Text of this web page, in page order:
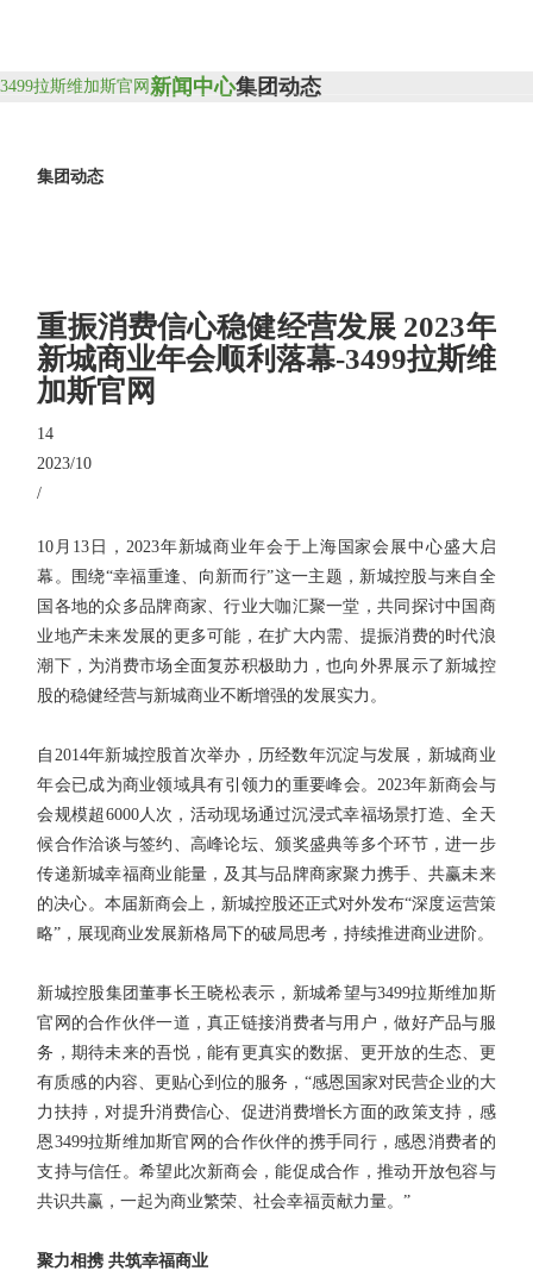
3499拉斯维加斯官网新闻中心集团动态
集团动态
重振消费信心稳健经营发展 2023年
新城商业年会顺利落幕-3499拉斯维
加斯官网
14
2023/10
/
10月13日，2023年新城商业年会于上海国家会展中心盛大启
幕。围绕“幸福重逢、向新而行”这一主题，新城控股与来自全
国各地的众多品牌商家、行业大咖汇聚一堂，共同探讨中国商
业地产未来发展的更多可能，在扩大内需、提振消费的时代浪
潮下，为消费市场全面复苏积极助力，也向外界展示了新城控
股的稳健经营与新城商业不断增强的发展实力。
自2014年新城控股首次举办，历经数年沉淀与发展，新城商业
年会已成为商业领域具有引领力的重要峰会。2023年新商会与
会规模超6000人次，活动现场通过沉浸式幸福场景打造、全天
候合作洽谈与签约、高峰论坛、颁奖盛典等多个环节，进一步
传递新城幸福商业能量，及其与品牌商家聚力携手、共赢未来
的决心。本届新商会上，新城控股还正式对外发布“深度运营策
略”，展现商业发展新格局下的破局思考，持续推进商业进阶。
新城控股集团董事长王晓松表示，新城希望与3499拉斯维加斯
官网的合作伙伴一道，真正链接消费者与用户，做好产品与服
务，期待未来的吾悦，能有更真实的数据、更开放的生态、更
有质感的内容、更贴心到位的服务，“感恩国家对民营企业的大
力扶持，对提升消费信心、促进消费增长方面的政策支持，感
恩3499拉斯维加斯官网的合作伙伴的携手同行，感恩消费者的
支持与信任。希望此次新商会，能促成合作，推动开放包容与
共识共赢，一起为商业繁荣、社会幸福贡献力量。”
聚力相携 共筑幸福商业